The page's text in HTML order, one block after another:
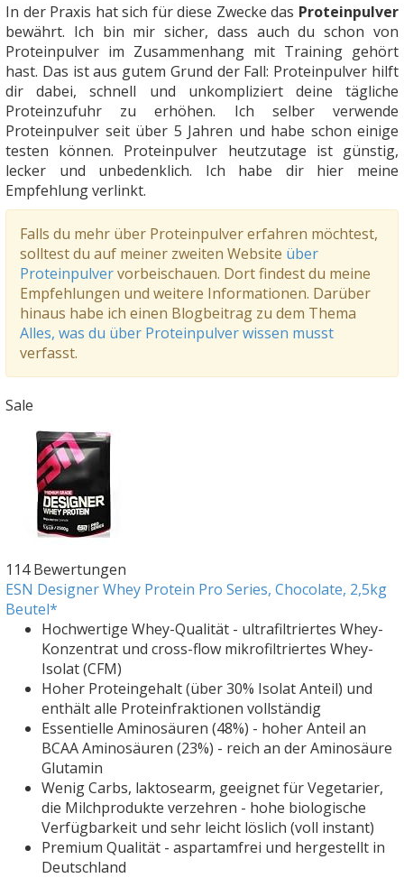
In der Praxis hat sich für diese Zwecke das Proteinpulver
bewährt. Ich bin mir sicher, dass auch du schon von
Proteinpulver im Zusammenhang mit Training gehört
hast. Das ist aus gutem Grund der Fall: Proteinpulver hilft
dir dabei, schnell und unkompliziert deine tägliche
Proteinzufuhr zu erhöhen. Ich selber verwende
Proteinpulver seit über 5 Jahren und habe schon einige
testen können. Proteinpulver heutzutage ist günstig,
lecker und unbedenklich. Ich habe dir hier meine
Empfehlung verlinkt.
Falls du mehr über Proteinpulver erfahren möchtest,
solltest du auf meiner zweiten Website über
Proteinpulvervorbeischauen. Dort findest du meine
Empfehlungen und weitere Informationen. Darüber
hinaus habe ich einen Blogbeitrag zu dem Thema
Alles, was du über Proteinpulver wissen musst
verfasst.
Sale
114 Bewertungen
ESN Designer Whey Protein Pro Series, Chocolate, 2,5kg
Beutel*
Hochwertige Whey-Qualität - ultrafiltriertes Whey-
Konzentrat und cross-flow mikrofiltriertes Whey-
Isolat (CFM)
Hoher Proteingehalt (über 30% Isolat Anteil) und
enthält alle Proteinfraktionen vollständig
Essentielle Aminosäuren (48%) - hoher Anteil an
BCAA Aminosäuren (23%) - reich an der Aminosäure
Glutamin
Wenig Carbs, laktosearm, geeignet für Vegetarier,
die Milchprodukte verzehren - hohe biologische
Verfügbarkeit und sehr leicht löslich (voll instant)
Premium Qualität - aspartamfrei und hergestellt in
Deutschland